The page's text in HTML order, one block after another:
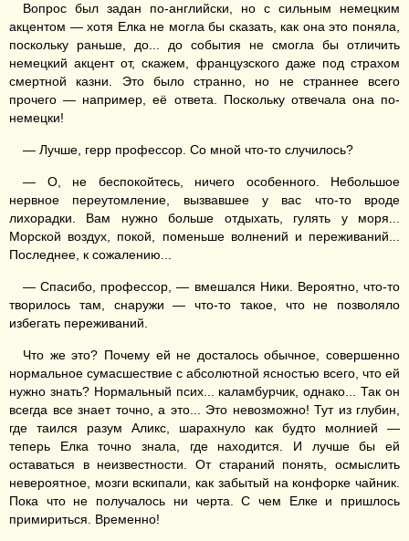
Вопрос был задан по-английски, но с сильным немецким
акцентом — хотя Елка не могла бы сказать, как она это поняла,
поскольку раньше, до... до события не смогла бы отличить
немецкий акцент от, скажем, французского даже под страхом
смертной казни. Это было странно, но не страннее всего
прочего — например, её ответа. Поскольку отвечала она по-
немецки!
— Лучше, герр профессор. Со мной что-то случилось?
— О, не беспокойтесь, ничего особенного. Небольшое
нервное переутомление, вызвавшее у вас что-то вроде
лихорадки. Вам нужно больше отдыхать, гулять у моря...
Морской воздух, покой, поменьше волнений и переживаний...
Последнее, к сожалению...
— Спасибо, профессор, — вмешался Ники. Вероятно, что-то
творилось там, снаружи — что-то такое, что не позволяло
избегать переживаний.
Что же это? Почему ей не досталось обычное, совершенно
нормальное сумасшествие с абсолютной ясностью всего, что ей
нужно знать? Нормальный псих... каламбурчик, однако... Так он
всегда все знает точно, а это... Это невозможно! Тут из глубин,
где таился разум Аликс, шарахнуло как будто молнией —
теперь Елка точно знала, где находится. И лучше бы ей
оставаться в неизвестности. От стараний понять, осмыслить
невероятное, мозги вскипали, как забытый на конфорке чайник.
Пока что не получалось ни черта. С чем Елке и пришлось
примириться. Временно!